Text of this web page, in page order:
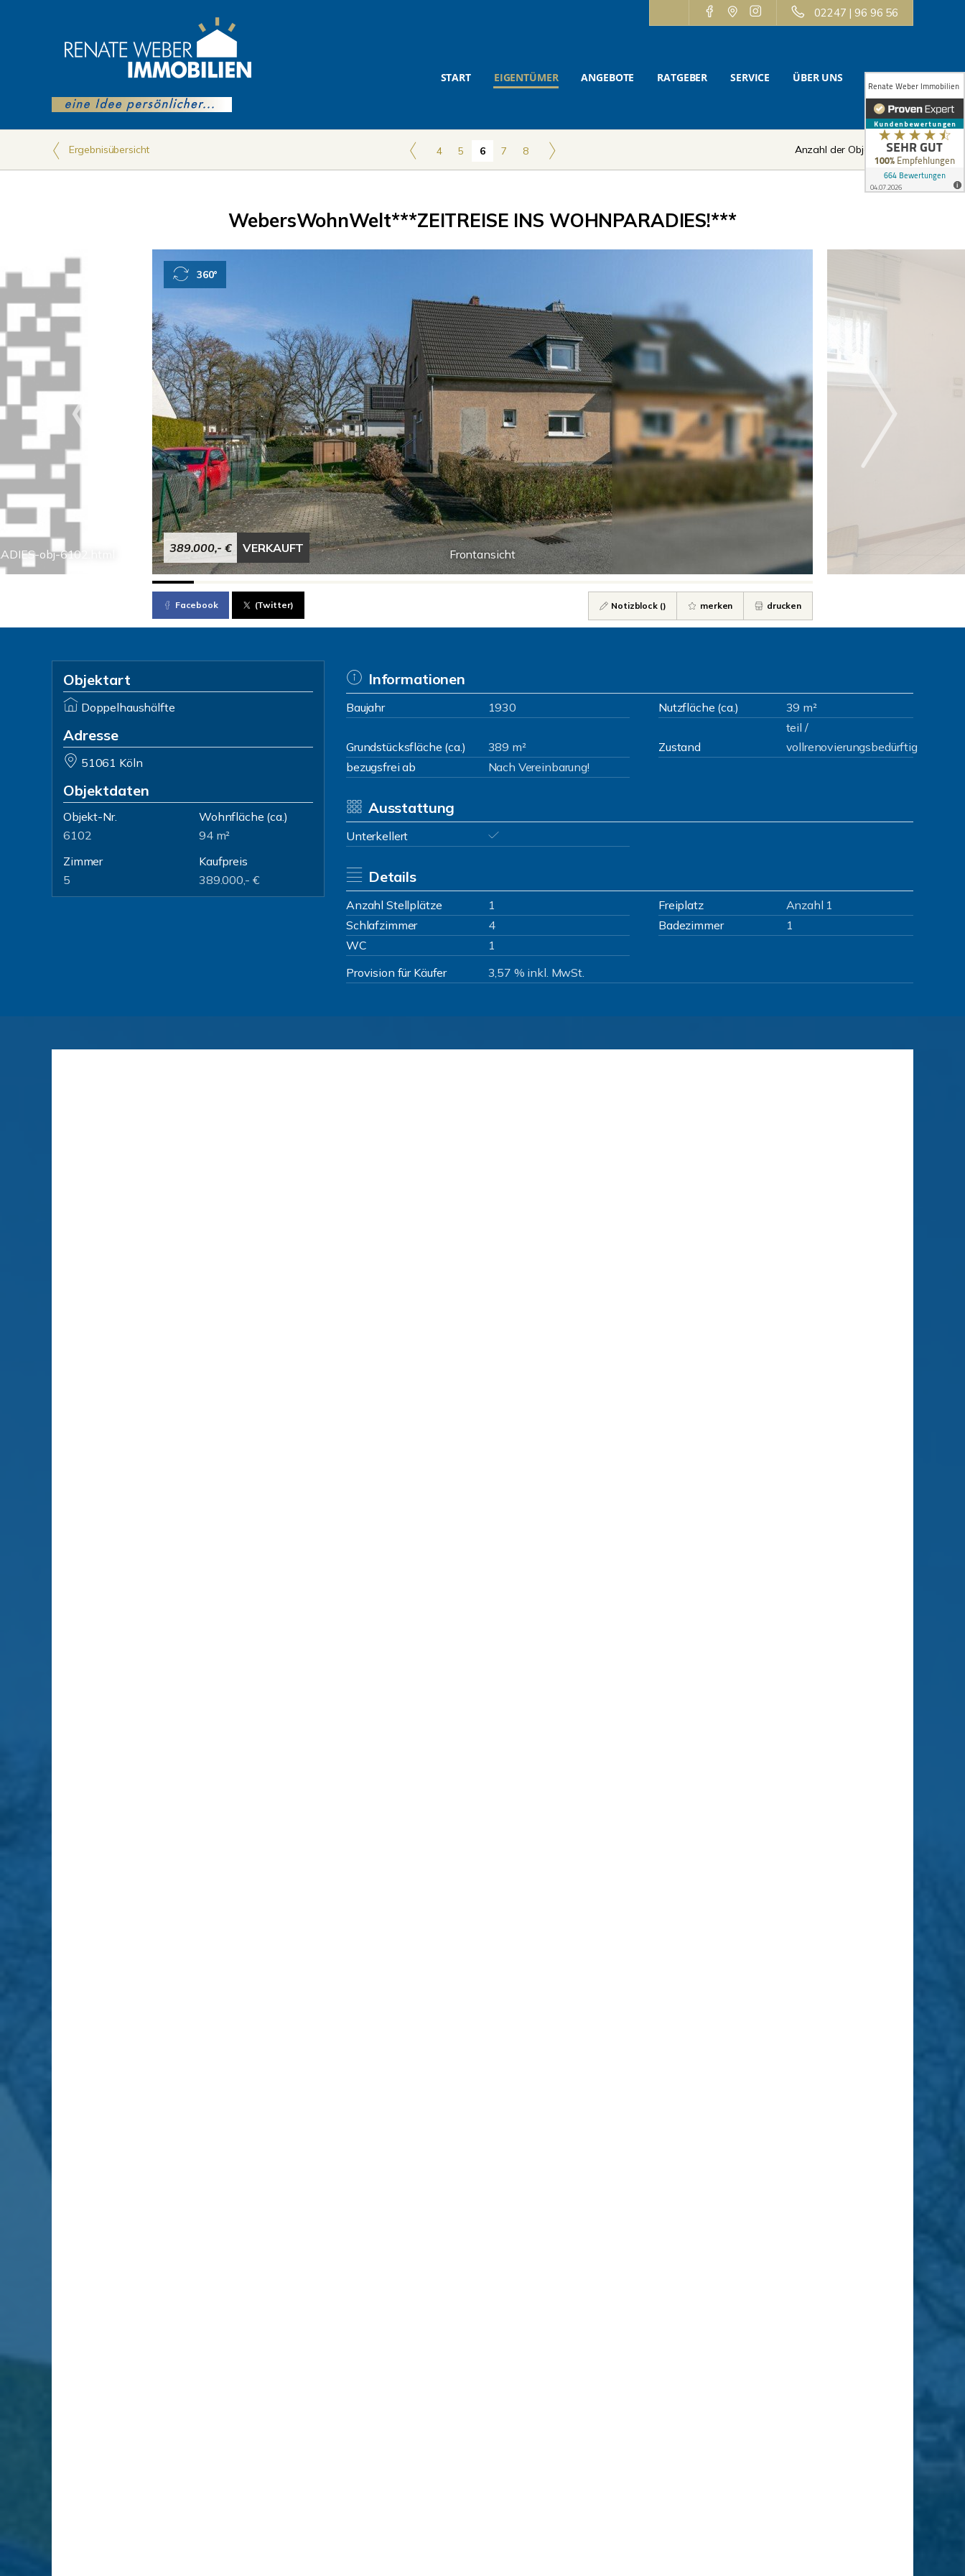
02247 | 96 96 56
START EIGENTÜMER ANGEBOTE RATGEBER SERVICE ÜBER UNS KONTAKT
Ergebnisübersicht 4 5 6 7 8 Anzahl der Objekte:6 | 12
WebersWohnWelt***ZEITREISE INS WOHNPARADIES!***
obj-6102.html Frontansicht
389.000,- € VERKAUFT
360°
Facebook (Twitter) Notizblock () merken drucken
Objektart
Doppelhaushälfte
Adresse
51061 Köln
Objektdaten
Objekt-Nr.
6102
Wohnfläche (ca.)
94 m²
Zimmer
5
Kaufpreis
389.000,- €
Informationen
Baujahr 1930 Nutzfläche (ca.) 39 m²
Grundstücksfläche (ca.) 389 m² Zustand
teil /
vollrenovierungsbedürftig
bezugsfrei ab
Nach Vereinbarung!
Ausstattung
Unterkellert
Details
Anzahl Stellplätze 1 Freiplatz
Anzahl 1
Schlafzimmer
4 Badezimmer
1
WC
1
Provision für Käufer
3,57 % inkl. MwSt.